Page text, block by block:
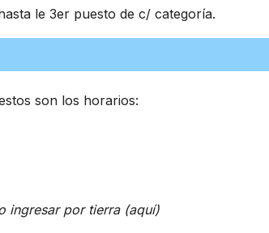
le 3er puesto de c/ categoría.
son los horarios:
ingresar por tierra (aquí)